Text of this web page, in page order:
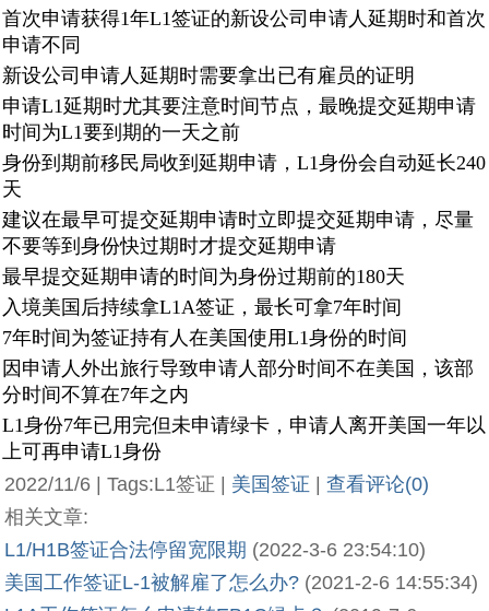
首次申请获得1年L1签证的新设公司申请人延期时和首次
申请不同
新设公司申请人延期时需要拿出已有雇员的证明
申请L1延期时尤其要注意时间节点，最晚提交延期申请
时间为L1要到期的一天之前
身份到期前移民局收到延期申请，L1身份会自动延长240
天
建议在最早可提交延期申请时立即提交延期申请，尽量
不要等到身份快过期时才提交延期申请
最早提交延期申请的时间为身份过期前的180天
入境美国后持续拿L1A签证，最长可拿7年时间
7年时间为签证持有人在美国使用L1身份的时间
因申请人外出旅行导致申请人部分时间不在美国，该部
分时间不算在7年之内
L1身份7年已用完但未申请绿卡，申请人离开美国一年以
上可再申请L1身份
2022/11/6 | Tags:L1签证 | 美国签证
查看评论(0)
相关文章:
L1/H1B签证合法停留宽限期 (2022-3-6 23:54:10)
美国工作签证L-1被解雇了怎么办? (2021-2-6 14:55:34)